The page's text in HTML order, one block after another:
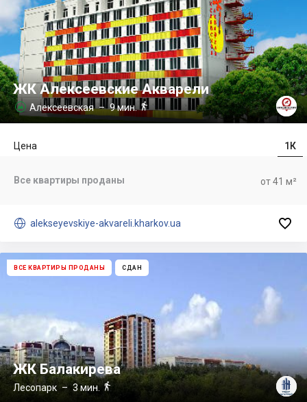
ЖК Алексеевские Акварели
 Алексеевская– 9 мин.
1К
Цена
от 41 м²
Все квартиры проданы
 alekseyevskiye-akvareli.kharkov.ua 
ВСЕ КВАРТИРЫ ПРОДАНЫ СДАН
ЖК Балакирева
Лесопарк – 3 мин. 